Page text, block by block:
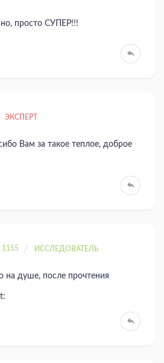
просто СУПЕР!!!
ЭКСПЕРТ
Вам за такое теплое, доброе
1155 ИССЛЕДОВАТЕЛЬ
на душе, после прочтения